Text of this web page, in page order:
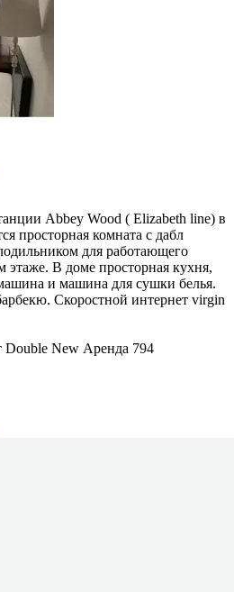
Abbey Wood ( Elizabeth line) в
просторная комната с дабл
для работающего
В доме просторная кухня,
и машина для сушки белья.
Скоростной интернет virgin
Double New Аренда 794